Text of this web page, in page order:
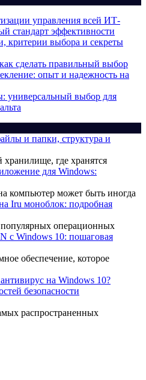
управления всей ИТ-
стандарт эффективности
критерии выбора и секреты
сделать правильный выбор
опыт и надежность на
универсальный выбор для
и папки, структура и
где хранятся
для Windows:
компьютер может быть иногда
Iru моноблок: подробная
операционных
с Windows 10: пошаговая
обеспечение, которое
на Windows 10?
безопасности
распространенных